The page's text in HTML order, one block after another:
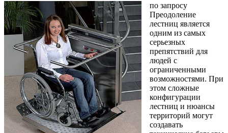
по запросу
Преодоление
лестниц является
одним из самых
серьезных
препятствий для
людей с
ограниченными
возможностями. При
этом сложные
конфигурации
лестниц и нюансы
территорий могут
создавать